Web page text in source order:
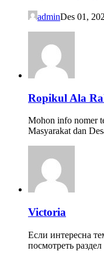
adminDes 01,
Ropikul Ala
Mohon info nomer
Masyarakat dan
Victoria
Если интересна
посмотреть